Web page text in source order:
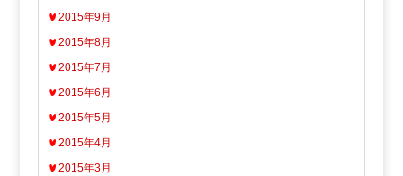
2015年9月
2015年8月
2015年7月
2015年6月
2015年5月
2015年4月
2015年3月